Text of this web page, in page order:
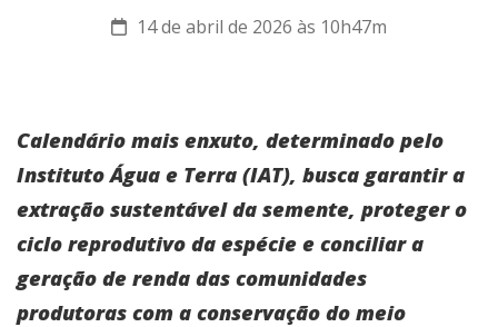
14 de abril de 2026 às 10h47m
Calendário mais enxuto, determinado pelo
Instituto Água e Terra (IAT), busca garantir a
extração sustentável da semente, proteger o
ciclo reprodutivo da espécie e conciliar a
geração de renda das comunidades
produtoras com a conservação do meio